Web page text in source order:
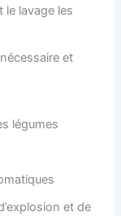
le lavage les
nécessaire et
légumes
et de